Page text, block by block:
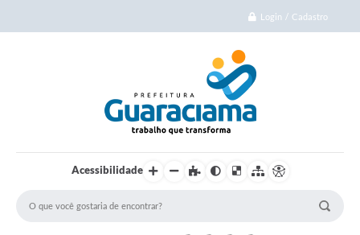
Login / Cadastro
Acessibilidade